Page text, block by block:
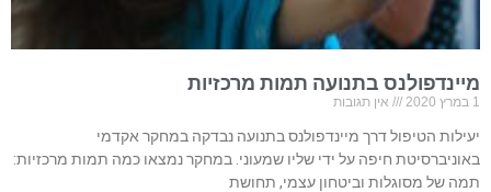
מיינדפולנס בתנועה תמות מרכזיות
1 במרץ 2020 אין תגובות
יעילות הטיפול דרך מיינדפולנס בתנועה נבדקה במחקר אקדמי
באוניברסיטת חיפה על ידי שליו שמעוני. במחקר נמצאו כמה תמות מרכזיות:
תמה של מסוגלות וביטחון עצמי, תחושת